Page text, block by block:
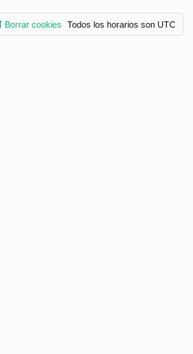
Todos los horarios son UTC
Borrar cookies